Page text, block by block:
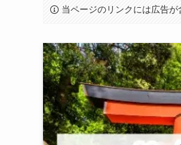
当ページのリンクには広告が